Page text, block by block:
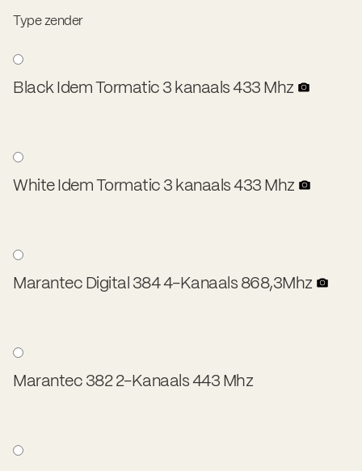
Type zender
Black Idem Tormatic 3 kanaals 433 Mhz
White Idem Tormatic 3 kanaals 433 Mhz
Marantec Digital 384 4-Kanaals 868,3Mhz
Marantec 382 2-Kanaals 443 Mhz